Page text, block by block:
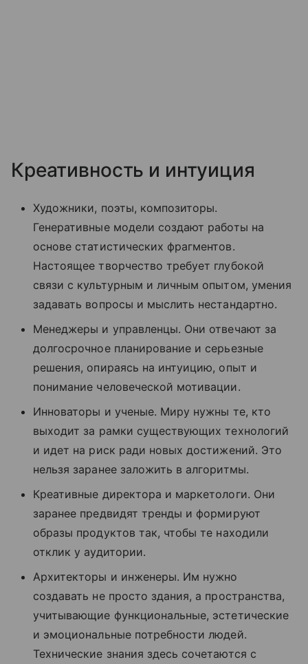
Креативность и интуиция
Художники, поэты, композиторы.
Генеративные модели создают работы на
основе статистических фрагментов.
Настоящее творчество требует глубокой
связи с культурным и личным опытом, умения
задавать вопросы и мыслить нестандартно.
Менеджеры и управленцы. Они отвечают за
долгосрочное планирование и серьезные
решения, опираясь на интуицию, опыт и
понимание человеческой мотивации.
Инноваторы и ученые. Миру нужны те, кто
выходит за рамки существующих технологий
и идет на риск ради новых достижений. Это
нельзя заранее заложить в алгоритмы.
Креативные директора и маркетологи. Они
заранее предвидят тренды и формируют
образы продуктов так, чтобы те находили
отклик у аудитории.
Архитекторы и инженеры. Им нужно
создавать не просто здания, а пространства,
учитывающие функциональные, эстетические
и эмоциональные потребности людей.
Технические знания здесь сочетаются с